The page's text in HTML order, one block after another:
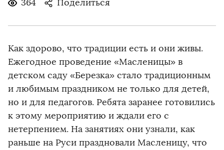
364 Поделиться
Как здорово, что традиции есть и они живы.
Ежегодное проведение «Масленицы» в
детском саду «Березка» стало традиционным
и любимым праздником не только для детей,
но и для педагогов. Ребята заранее готовились
к этому мероприятию и ждали его с
нетерпением. На занятиях они узнали, как
раньше на Руси праздновали Масленицу, что